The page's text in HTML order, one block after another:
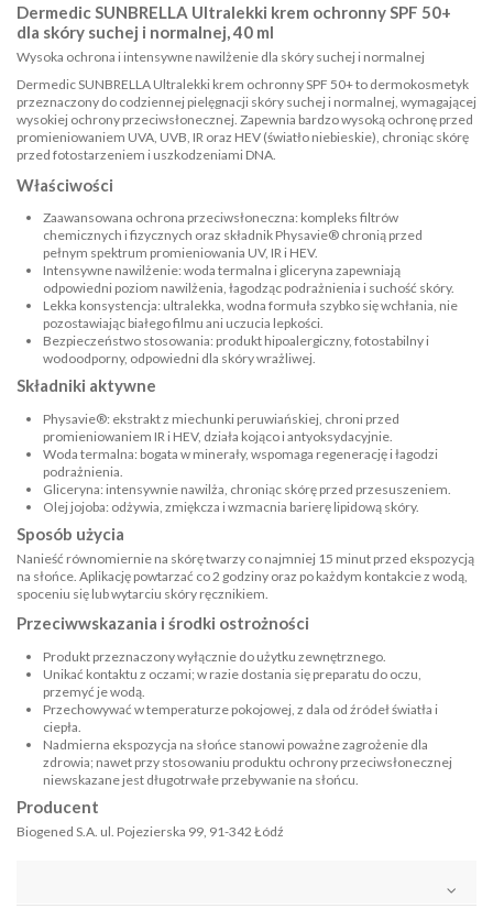
Dermedic SUNBRELLA Ultralekki krem ochronny SPF 50+
dla skóry suchej i normalnej, 40 ml
Wysoka ochrona i intensywne nawilżenie dla skóry suchej i normalnej
Dermedic SUNBRELLA Ultralekki krem ochronny SPF 50+ to dermokosmetyk
przeznaczony do codziennej pielęgnacji skóry suchej i normalnej, wymagającej
wysokiej ochrony przeciwsłonecznej. Zapewnia bardzo wysoką ochronę przed
promieniowaniem UVA, UVB, IR oraz HEV (światło niebieskie), chroniąc skórę
przed fotostarzeniem i uszkodzeniami DNA.
Właściwości
Zaawansowana ochrona przeciwsłoneczna: kompleks filtrów
chemicznych i fizycznych oraz składnik Physavie® chronią przed
pełnym spektrum promieniowania UV, IR i HEV.
Intensywne nawilżenie: woda termalna i gliceryna zapewniają
odpowiedni poziom nawilżenia, łagodząc podrażnienia i suchość skóry.
Lekka konsystencja: ultralekka, wodna formuła szybko się wchłania, nie
pozostawiając białego filmu ani uczucia lepkości.
Bezpieczeństwo stosowania: produkt hipoalergiczny, fotostabilny i
wodoodporny, odpowiedni dla skóry wrażliwej.
Składniki aktywne
Physavie®: ekstrakt z miechunki peruwiańskiej, chroni przed
promieniowaniem IR i HEV, działa kojąco i antyoksydacyjnie.
Woda termalna: bogata w minerały, wspomaga regenerację i łagodzi
podrażnienia.
Gliceryna: intensywnie nawilża, chroniąc skórę przed przesuszeniem.
Olej jojoba: odżywia, zmiękcza i wzmacnia barierę lipidową skóry.
Sposób użycia
Nanieść równomiernie na skórę twarzy co najmniej 15 minut przed ekspozycją
na słońce. Aplikację powtarzać co 2 godziny oraz po każdym kontakcie z wodą,
spoceniu się lub wytarciu skóry ręcznikiem.
Przeciwwskazania i środki ostrożności
Produkt przeznaczony wyłącznie do użytku zewnętrznego.
Unikać kontaktu z oczami; w razie dostania się preparatu do oczu,
przemyć je wodą.
Przechowywać w temperaturze pokojowej, z dala od źródeł światła i
ciepła.
Nadmierna ekspozycja na słońce stanowi poważne zagrożenie dla
zdrowia; nawet przy stosowaniu produktu ochrony przeciwsłonecznej
niewskazane jest długotrwałe przebywanie na słońcu.
Producent
Biogened S.A. ul. Pojezierska 99, 91-342 Łódź